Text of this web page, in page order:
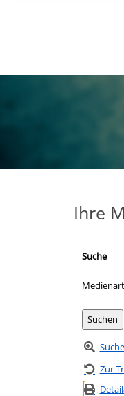
Ihre
Suche
Medienart
Zur